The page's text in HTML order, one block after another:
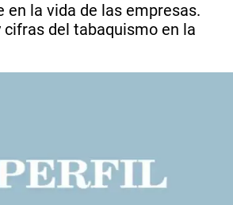
en la vida de las empresas.
cifras del tabaquismo en la